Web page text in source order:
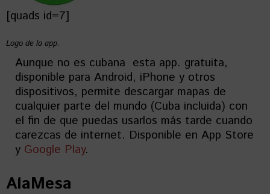
[quads id=7]
Logo de la app.
Aunque no es cubana esta app. gratuita,
disponible para Android, iPhone y otros
dispositivos, permite descargar mapas de
cualquier parte del mundo (Cuba incluida) con
el fin de que puedas usarlos más tarde cuando
carezcas de internet. Disponible en App Store
y Google Play.
AlaMesa